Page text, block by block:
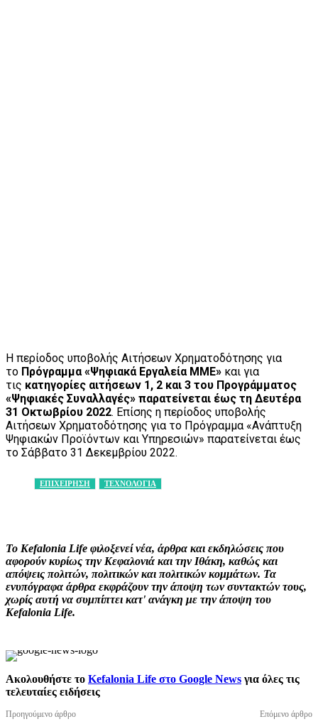
Η περίοδος υποβολής Αιτήσεων Χρηματοδότησης για
το Πρόγραμμα «Ψηφιακά Εργαλεία ΜΜΕ» και για
τις κατηγορίες αιτήσεων 1, 2 και 3 του Προγράμματος
«Ψηφιακές Συναλλαγές» παρατείνεται έως τη Δευτέρα
31 Οκτωβρίου 2022. Επίσης η περίοδος υποβολής
Αιτήσεων Χρηματοδότησης για το Πρόγραμμα «Ανάπτυξη
Ψηφιακών Προϊόντων και Υπηρεσιών» παρατείνεται έως
το Σάββατο 31 Δεκεμβρίου 2022.
ΕΠΙΧΕΙΡΗΣΗ ΤΕΧΝΟΛΟΓΙΑ
Το Kefalonia Life φιλοξενεί νέα, άρθρα και εκδηλώσεις που
αφορούν κυρίως την Κεφαλονιά και την Ιθάκη, καθώς και
απόψεις πολιτών, πολιτικών και πολιτικών κομμάτων. Τα
ενυπόγραφα άρθρα εκφράζουν την άποψη των συντακτών τους,
χωρίς αυτή να συμπίπτει κατ' ανάγκη με την άποψη του
Kefalonia Life.
Ακολουθήστε το Kefalonia Life στο Google News για όλες τις
τελευταίες ειδήσεις
Προηγούμενο άρθρο Επόμενο άρθρο